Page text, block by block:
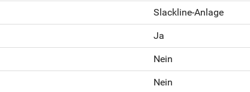
Slackline-Anlage
Ja
Nein
Nein